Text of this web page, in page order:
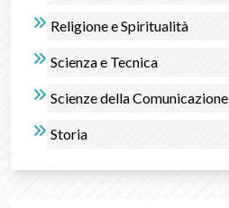
Religione e Spiritualità
Scienza e Tecnica
Scienze della Comunicazione
Storia